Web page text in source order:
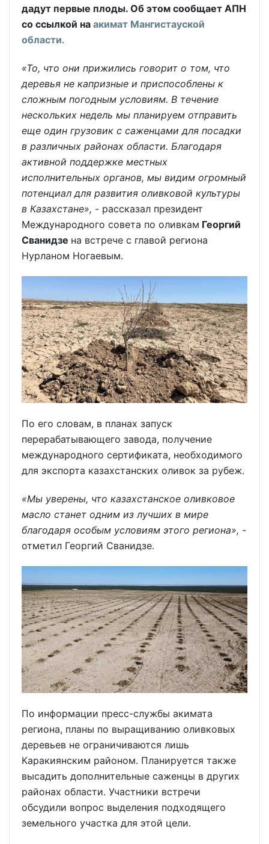
дадут первые плоды. Об этом сообщает АПН
со ссылкой на акимат Мангистауской
области.
«То, что они прижились говорит о том, что
деревья не капризные и приспособлены к
сложным погодным условиям. В течение
нескольких недель мы планируем отправить
еще один грузовик с саженцами для посадки
в различных районах области. Благодаря
активной поддержке местных
исполнительных органов, мы видим огромный
потенциал для развития оливковой культуры
в Казахстане», - рассказал президент
Международного совета по оливкам Георгий
Сванидзе на встрече с главой региона
Нурланом Ногаевым.
По его словам, в планах запуск
перерабатывающего завода, получение
международного сертификата, необходимого
для экспорта казахстанских оливок за рубеж.
«Мы уверены, что казахстанское оливковое
масло станет одним из лучших в мире
благодаря особым условиям этого региона», -
отметил Георгий Сванидзе.
По информации пресс-службы акимата
региона, планы по выращиванию оливковых
деревьев не ограничиваются лишь
Каракиянским районом. Планируется также
высадить дополнительные саженцы в других
районах области. Участники встречи
обсудили вопрос выделения подходящего
земельного участка для этой цели.